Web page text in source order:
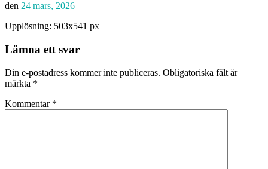
den 24 mars, 2026
Upplösning: 503x541 px
Lämna ett svar
Din e-postadress kommer inte publiceras. Obligatoriska fält är
märkta *
Kommentar *